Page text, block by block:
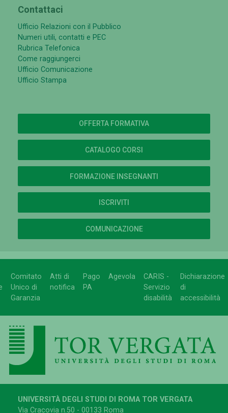
Contattaci
Ufficio Relazioni con il Pubblico
Numeri utili, contatti e PEC
Rubrica Telefonica
Come raggiungerci
Ufficio Comunicazione
Ufficio Stampa
OFFERTA FORMATIVA
CATALOGO CORSI
FORMAZIONE INSEGNANTI
ISCRIVITI
COMUNICAZIONE
Comitato
Unico di
Garanzia
Atti di
notifica
Pago
PA
Agevola
CARIS -
Servizio
disabilità
Dichiarazione
di
accessibilità
UNIVERSITÀ DEGLI STUDI DI ROMA TOR VERGATA
Via Cracovia n.50 - 00133 Roma